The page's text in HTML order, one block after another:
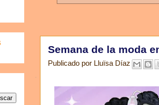
Semana de la moda
Publicado por Lluïsa Díaz